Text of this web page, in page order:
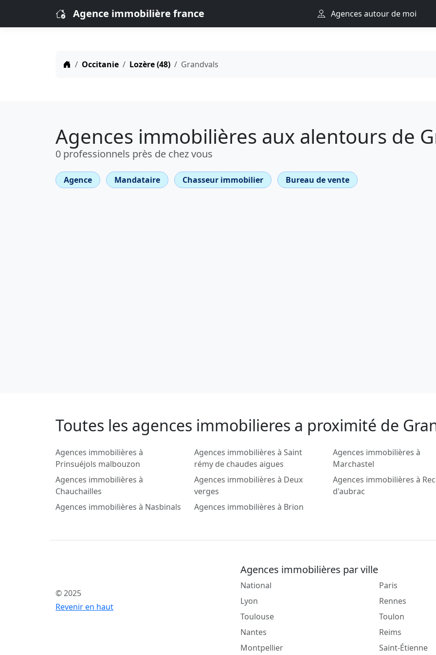
Agence immobilière france Agences autour de moi
Occitanie Lozère (48) Grandvals
Agences immobilières aux alentours de
0 professionnels près de chez vous
Agence Mandataire Chasseur immobilier Bureau de vente
Toutes les agences immobilieres a proximité de
Agences immobilières à
Prinsuéjols malbouzon
Agences immobilières à Saint
rémy de chaudes aigues
Agences immobilières à
Marchastel
Agences immobilières à
Chauchailles
Agences immobilières à Deux
verges
Agences immobilières à
d'aubrac
Agences immobilières à Nasbinals
Agences immobilières à Brion
© 2025
Revenir en haut
Agences immobilières par ville
National
Lyon
Toulouse
Nantes
Montpellier
Paris
Rennes
Toulon
Reims
Saint-Étienne